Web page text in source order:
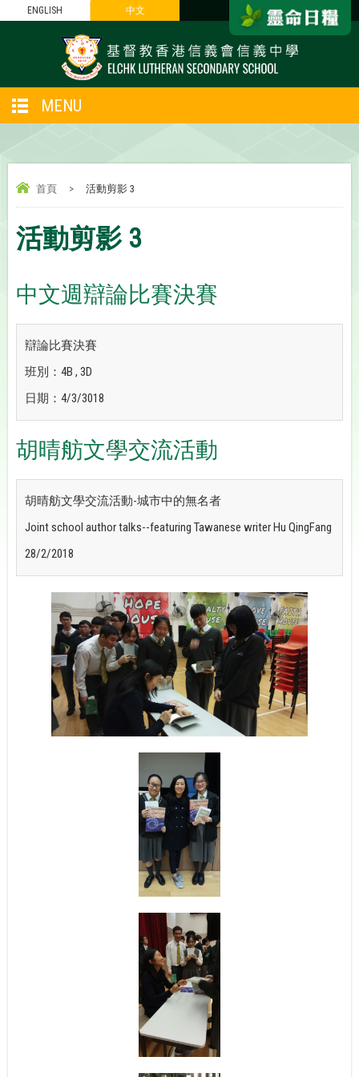
ENGLISH 中文
MENU
首頁 > 活動剪影 3
活動剪影 3
中文週辯論比賽決賽
辯論比賽決賽
班別：4B , 3D
日期：4/3/3018
胡晴舫文學交流活動
胡晴舫文學交流活動-城市中的無名者
Joint school author talks--featuring Tawanese writer Hu QingFang
28/2/2018